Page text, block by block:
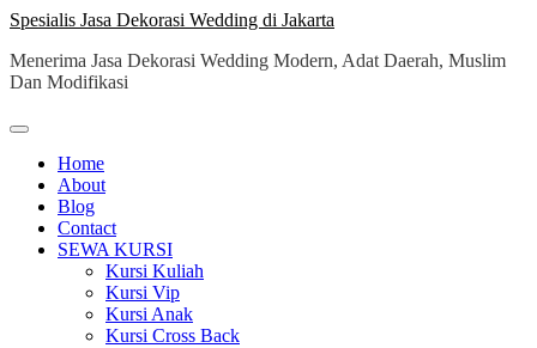
Skip
content
Spesialis Jasa Dekorasi Wedding di Jakarta
Menerima Jasa Dekorasi Wedding Modern, Adat Daerah, Muslim
Dan Modifikasi
Home
About
Blog
Contact
SEWA KURSI
Kursi Kuliah
Kursi Vip
Kursi Anak
Kursi Cross Back